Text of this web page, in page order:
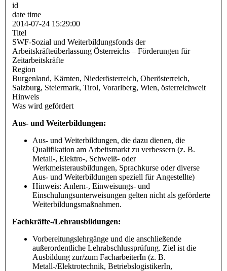
id
date time
2014-07-24 15:29:00
Titel
SWF-Sozial und Weiterbildungsfonds der
Arbeitskräfteüberlassung Österreichs – Förderungen für
Zeitarbeitskräfte
Region
Burgenland, Kärnten, Niederösterreich, Oberösterreich,
Salzburg, Steiermark, Tirol, Vorarlberg, Wien, österreichweit
Hinweis
Was wird gefördert
Aus- und Weiterbildungen:
Aus- und Weiterbildungen, die dazu dienen, die
Qualifikation am Arbeitsmarkt zu verbessern (z. B.
Metall-, Elektro-, Schweiß- oder
Werkmeisterausbildungen, Sprachkurse oder diverse
Aus- und Weiterbildungen speziell für Angestellte)
Hinweis: Anlern-, Einweisungs- und
Einschulungsunterweisungen gelten nicht als geförderte
Weiterbildungsmaßnahmen.
Fachkräfte-/Lehrausbildungen:
Vorbereitungslehrgänge und die anschließende
außerordentliche Lehrabschlussprüfung. Ziel ist die
Ausbildung zur/zum FacharbeiterIn (z. B.
Metall-/Elektrotechnik, BetriebslogistikerIn,